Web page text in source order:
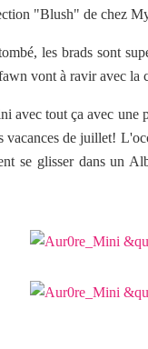
"Blush" de chez
les brads sont
vont à ravir avec la
avec tout ça avec une
vacances de juillet!
se glisser dans un